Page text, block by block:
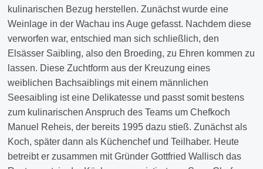
kulinarischen Bezug herstellen. Zunächst wurde eine
Weinlage in der Wachau ins Auge gefasst. Nachdem diese
verworfen war, entschied man sich schließlich, den
Elsässer Saibling, also den Broeding, zu Ehren kommen zu
lassen. Diese Zuchtform aus der Kreuzung eines
weiblichen Bachsaiblings mit einem männlichen
Seesaibling ist eine Delikatesse und passt somit bestens
zum kulinarischen Anspruch des Teams um Chefkoch
Manuel Reheis, der bereits 1995 dazu stieß. Zunächst als
Koch, später dann als Küchenchef und Teilhaber. Heute
betreibt er zusammen mit Gründer Gottfried Wallisch das